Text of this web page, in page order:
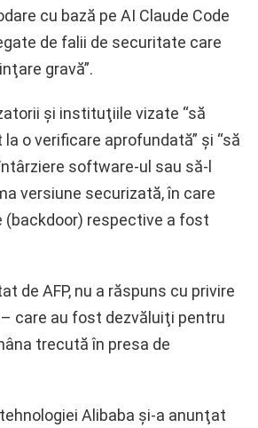
cu bază pe AI Claude Code
de falii de securitate care
gravă”.
şi instituţiile vizate “să
o verificare aprofundată” şi “să
software-ul sau să-l
versiune securizată, în care
(backdoor) respective a fost
de AFP, nu a răspuns cu privire
care au fost dezvăluiţi pentru
trecută în presa de
Alibaba şi-a anunţat